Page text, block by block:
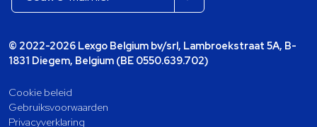
© 2022-2026 Lexgo Belgium bv/srl, Lambroekstraat 5A, B-
1831 Diegem, Belgium (BE 0550.639.702)
Cookie beleid
Gebruiksvoorwaarden
Privacyverklaring